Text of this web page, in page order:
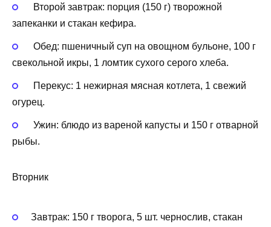
Второй завтрак: порция (150 г) творожной
запеканки и стакан кефира.
Обед: пшеничный суп на овощном бульоне, 100 г
свекольной икры, 1 ломтик сухого серого хлеба.
Перекус: 1 нежирная мясная котлета, 1 свежий
огурец.
Ужин: блюдо из вареной капусты и 150 г отварной
рыбы.
Вторник
Завтрак: 150 г творога, 5 шт. чернослив, стакан